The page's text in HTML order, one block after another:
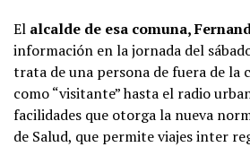
El alcalde de esa comuna,
información en la jornada del
trata de una persona de fuera de la
como “visitante” hasta el radio
facilidades que otorga la nueva
de Salud, que permite viajes inter